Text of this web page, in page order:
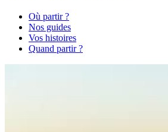
Où partir ?
Nos guides
Vos histoires
Quand partir ?